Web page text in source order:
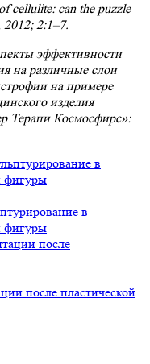
cellulite: can the puzzle
2012; 2:1–7.
эффективности
на различные слои
на примере
изделия
Терапи Космосфирс»:
в
фигуры
после пластической